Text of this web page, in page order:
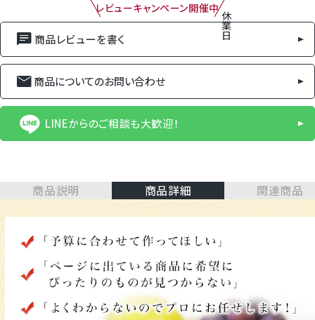
休
業
日
レビューキャンペーン開催中
商品レビューを書く
商品についてのお問い合わせ
LINEからのご相談も大歓迎！
商品説明 商品詳細 関連商品